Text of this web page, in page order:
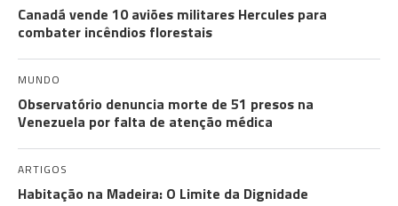
Canadá vende 10 aviões militares Hercules para
combater incêndios florestais
MUNDO
Observatório denuncia morte de 51 presos na
Venezuela por falta de atenção médica
ARTIGOS
Habitação na Madeira: O Limite da Dignidade